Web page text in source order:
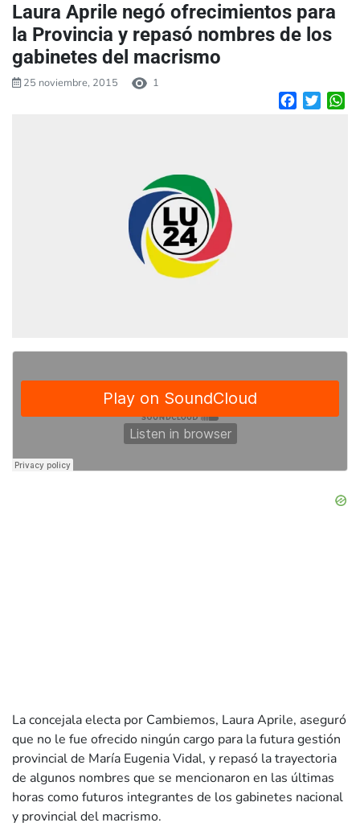
Laura Aprile negó ofrecimientos para
la Provincia y repasó nombres de los
gabinetes del macrismo
25 noviembre, 2015 1
Facebook
La concejala electa por Cambiemos, Laura Aprile, aseguró
que no le fue ofrecido ningún cargo para la futura gestión
provincial de María Eugenia Vidal, y repasó la trayectoria
de algunos nombres que se mencionaron en las últimas
horas como futuros integrantes de los gabinetes nacional
y provincial del macrismo.